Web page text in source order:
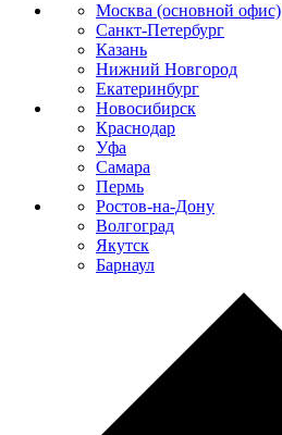
Москва (основной офис)
Санкт-Петербург
Казань
Нижний Новгород
Екатеринбург
Новосибирск
Краснодар
Уфа
Самара
Пермь
Ростов-на-Дону
Волгоград
Якутск
Барнаул